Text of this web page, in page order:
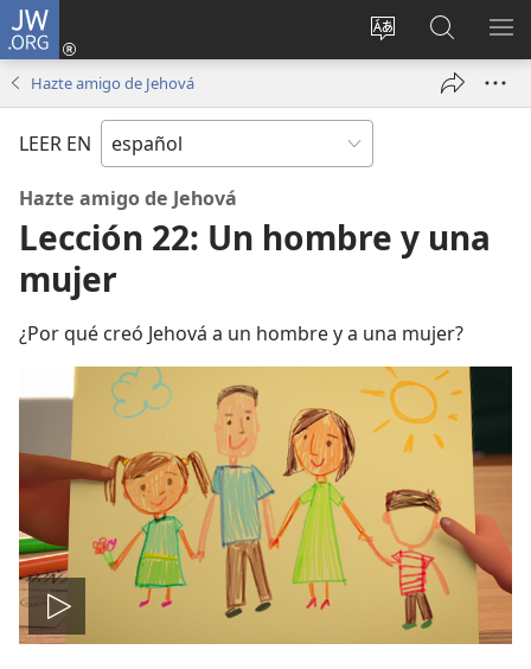
JW.ORG
Cambiar
del sitio
Iniciar
sesión
nueva
en
jw.org
Hazte amigo de Jehová
LEER EN
Hazte amigo de Jehová
Lección 22: Un hombre y una
mujer
¿Por qué creó Jehová a un hombre y a una mujer?
Reproducir